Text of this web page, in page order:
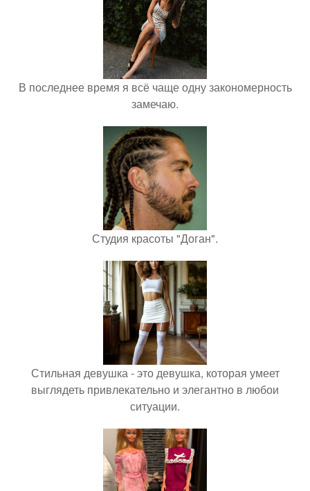
В последнее время я всё чаще одну закономерность
замечаю.
Студия красоты "Доган".
Стильная девушка - это девушка, которая умеет
выглядеть привлекательно и элегантно в любои
ситуации.